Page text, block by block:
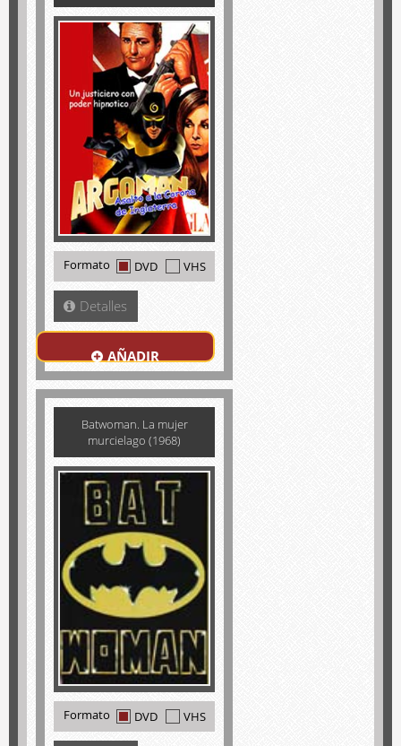
Formato DVD VHS
Detalles
AÑADIR
Batwoman. La mujer
murcielago (1968)
Formato DVD VHS